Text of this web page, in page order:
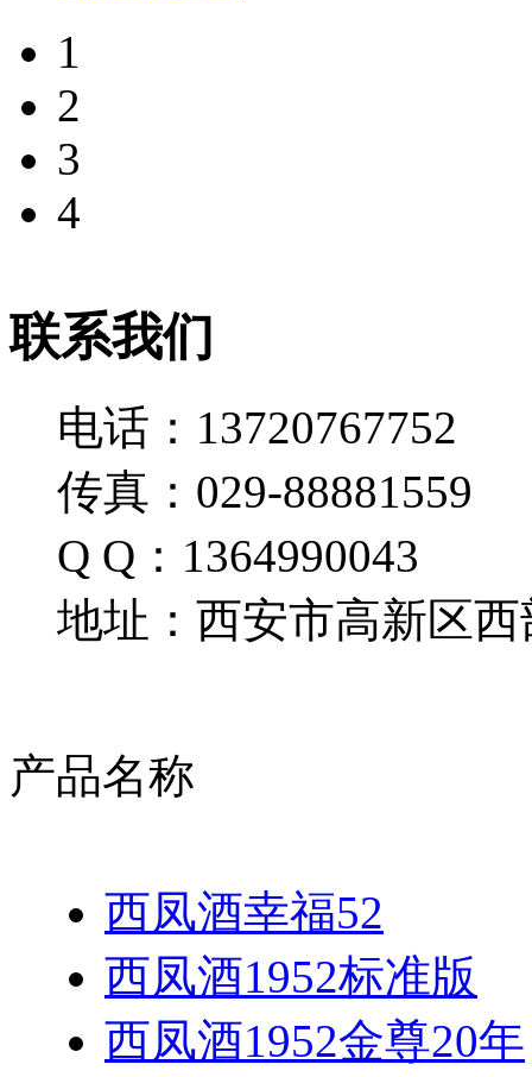
1
2
3
4
联系我们
电话：13720767752
传真：029-88881559
Q Q：1364990043
地址：西安市高新区西
产品名称
西凤酒幸福52
西凤酒1952标准版
西凤酒1952金尊20年